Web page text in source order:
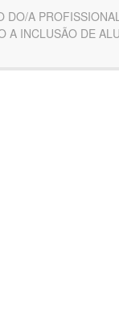
DO/A
A INCLUSÃO DE